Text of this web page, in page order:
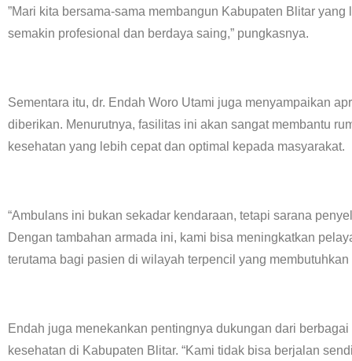
”Mari kita bersama-sama membangun Kabupaten Blitar
semakin profesional dan berdaya saing,” pungkasnya.
Sementara itu, dr. Endah Woro Utami juga menyampaikan
diberikan. Menurutnya, fasilitas ini akan sangat membantu
kesehatan yang lebih cepat dan optimal kepada masyarakat.
“Ambulans ini bukan sekadar kendaraan, tetapi sarana
Dengan tambahan armada ini, kami bisa meningkatkan
terutama bagi pasien di wilayah terpencil yang
Endah juga menekankan pentingnya dukungan dari
kesehatan di Kabupaten Blitar. “Kami tidak bisa berjalan